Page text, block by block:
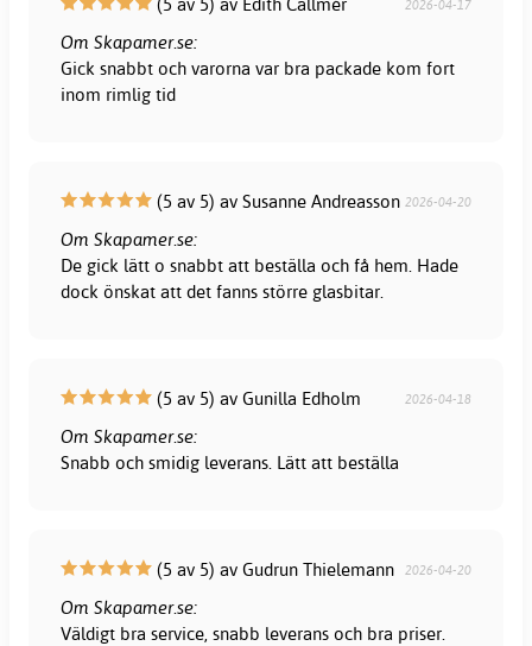
2026-04-17
Om Skapamer.se:
Gick snabbt och varorna var bra packade kom fort
inom rimlig tid
(5 av 5) av Susanne Andreasson 2026-04-20
Om Skapamer.se:
De gick lätt o snabbt att beställa och få hem. Hade
dock önskat att det fanns större glasbitar.
(5 av 5) av Gunilla Edholm 2026-04-18
Om Skapamer.se:
Snabb och smidig leverans. Lätt att beställa
(5 av 5) av Gudrun Thielemann 2026-04-20
Om Skapamer.se:
Väldigt bra service, snabb leverans och bra priser.